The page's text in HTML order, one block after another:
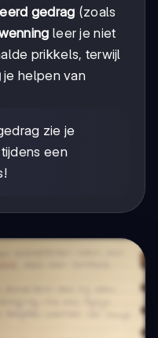
gedrag (zoals
leer je niet
prikkels, terwijl
je helpen van
zie je
een